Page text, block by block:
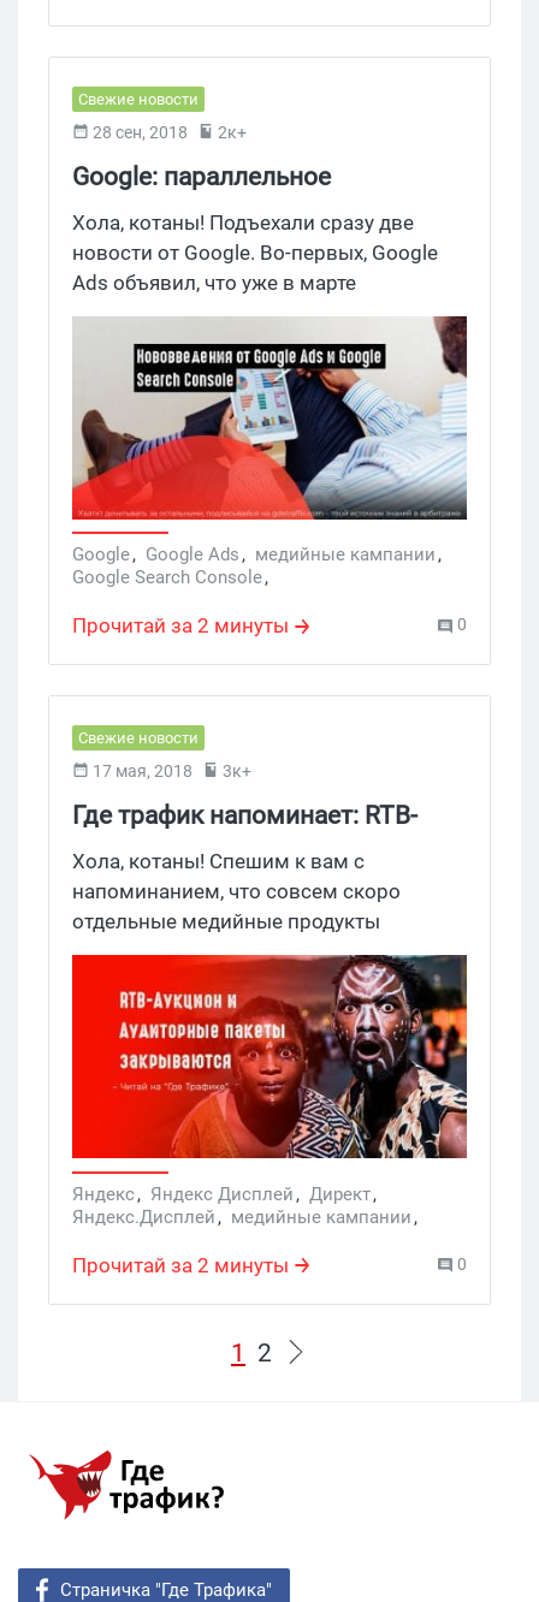
Свежие новости
28 сен, 2018 2к+
Google: параллельное
отслеживание в медийных и
видеокампаниях и новый отчет
в Search Console
Хола, котаны! Подъехали сразу две
новости от Google. Во-первых, Google
Ads объявил, что уже в марте
параллельное отслеживание для
медийных и видеокампаний будет
обязательным. Во-вторых, Search
Console обзавелся отчетом по разметке
событий.
Google, Google Ads, медийные кампании,
Google Search Console,
видеокампании
Прочитай за 2 минуты 0
Свежие новости
17 мая, 2018 3к+
Где трафик напоминает: RTB-
Аукцион и Аудиторные пакеты
закрываются в Дисплее
Хола, котаны! Спешим к вам с
напоминанием, что совсем скоро
отдельные медийные продукты
закроются в Дисплее окончательно.
Вместо них в Директе уже можно юзать
новый тип рекламы под названием
медийные кампании.
Яндекс, Яндекс Дисплей, Директ,
Яндекс.Дисплей, медийные кампании,
медийные продукты
Прочитай за 2 минуты 0
1 2
Страничка "Где Трафика"